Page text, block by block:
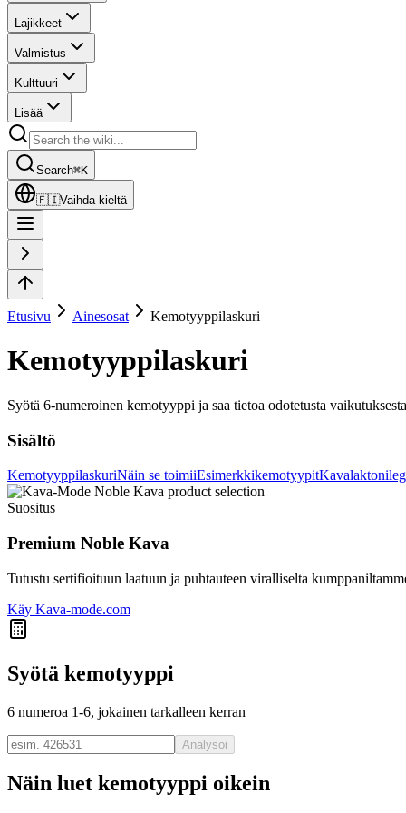
Lajikkeet
Valmistus
Kulttuuri
Lisää
Search⌘K
🇫🇮Vaihda kieltä
Etusivu Ainesosat Kemotyyppilaskuri
Kemotyyppilaskuri
Syötä 6-numeroinen kemotyyppi ja saa tietoa odotetusta
Sisältö
KemotyyppilaskuriNäin se toimiiEsimerkkikemotyypit
Suositus
Premium Noble Kava
Tutustu sertifioituun laatuun ja puhtauteen viralliselta
Käy Kava-mode.com
Syötä kemotyyppi
6 numeroa 1-6, jokainen tarkalleen kerran
Analysoi
Näin luet kemotyyppi oikein